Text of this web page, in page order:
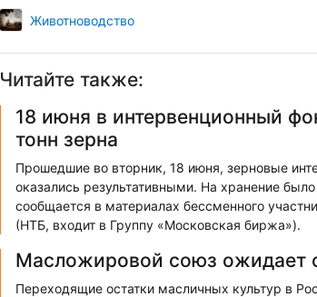
Животноводство
Читайте также:
18 июня в интервенционный
тонн зерна
Прошедшие во вторник, 18 июня, зерновые
оказались результативными. На хранение
сообщается в материалах бессменного
(НТБ, входит в Группу «Московская биржа»).
Масложировой союз ожидает
Переходящие остатки масличных культур в